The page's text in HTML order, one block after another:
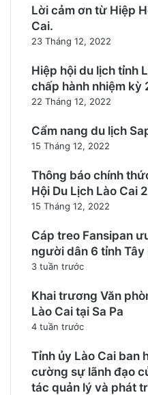
Lời cảm ơn từ Hiệp
Cai.
23 Tháng 12, 2022
Hiệp hội du lịch tỉnh
chấp hành nhiệm
22 Tháng 12, 2022
Cẩm nang du lịch
15 Tháng 12, 2022
Thông báo chính
Hội Du Lịch Lào Cai
15 Tháng 12, 2022
Cáp treo Fansipan
người dân 6 tỉnh Tây
3 tuần trước
Khai trương Văn
Lào Cai tại Sa Pa
4 tuần trước
Tỉnh ủy Lào Cai ban
cường sự lãnh đạo
tác quản lý và phát